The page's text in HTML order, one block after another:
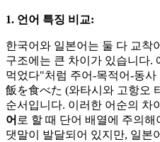
1. 언어 특징 비교:
한국어와 일본어는 둘 다 교착
구조에는 큰 차이가 있습니다.
먹었다"처럼 주어-목적어-동
飯を食べた (와타시와 고항오
순서입니다. 이러한 어순의 차
어 로 할 때 단어 배열에 주의
댓말이 발달되어 있지만, 일본